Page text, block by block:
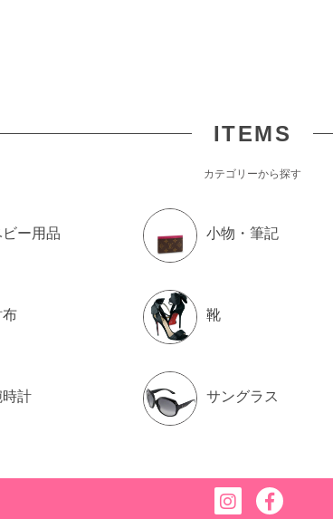
ITEMS
カテゴリーから探す
ー用品 小物・筆記
靴
時計 サングラス